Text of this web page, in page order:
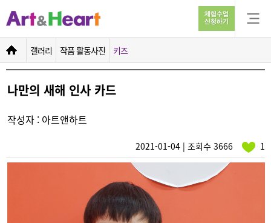
나만의 새해 인사 카드
갤러리 작품 활동사진 키즈
나만의 새해 인사 카드
작성자 : 아트앤하트
2021-01-04 | 조회수 3666 1